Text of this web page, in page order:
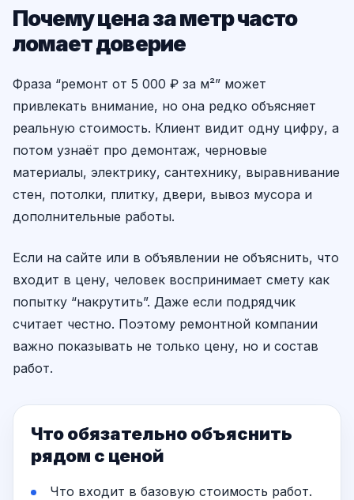
Почему цена за метр часто
ломает доверие
Фраза “ремонт от 5 000 ₽ за м²” может
привлекать внимание, но она редко объясняет
реальную стоимость. Клиент видит одну цифру, а
потом узнаёт про демонтаж, черновые
материалы, электрику, сантехнику, выравнивание
стен, потолки, плитку, двери, вывоз мусора и
дополнительные работы.
Если на сайте или в объявлении не объяснить, что
входит в цену, человек воспринимает смету как
попытку “накрутить”. Даже если подрядчик
считает честно. Поэтому ремонтной компании
важно показывать не только цену, но и состав
работ.
Что обязательно объяснить
рядом с ценой
Что входит в базовую стоимость работ.